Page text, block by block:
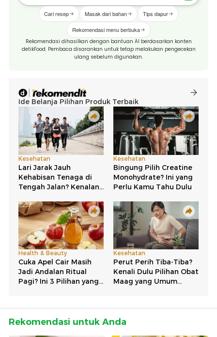
Cari resep Masak dari bahan Tips dapur
Rekomendasi menu berbuka
Rekomendasi dihasilkan dengan bantuan AI berdasarkan konten
detikFood. Pembaca disarankan untuk tetap melakukan pengecekan
ulang sebelum digunakan.
Rekomendasi untuk Anda